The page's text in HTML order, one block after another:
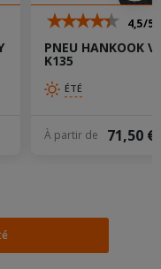
4,5/5
PNEU HANKOOK
K135
ÉTÉ
À partir de 71,50 €